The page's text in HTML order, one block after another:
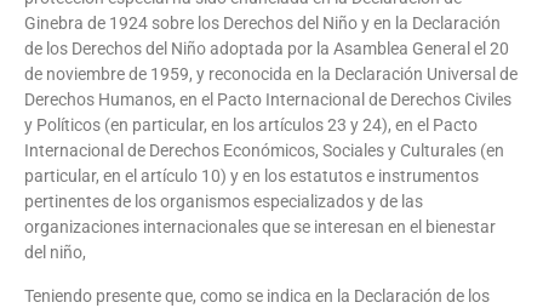
Ginebra de 1924 sobre los Derechos del Niño y en la Declaración
de los Derechos del Niño adoptada por la Asamblea General el 20
de noviembre de 1959, y reconocida en la Declaración Universal de
Derechos Humanos, en el Pacto Internacional de Derechos Civiles
y Políticos (en particular, en los artículos 23 y 24), en el Pacto
Internacional de Derechos Económicos, Sociales y Culturales (en
particular, en el artículo 10) y en los estatutos e instrumentos
pertinentes de los organismos especializados y de las
organizaciones internacionales que se interesan en el bienestar
del niño,
Teniendo presente que, como se indica en la Declaración de los